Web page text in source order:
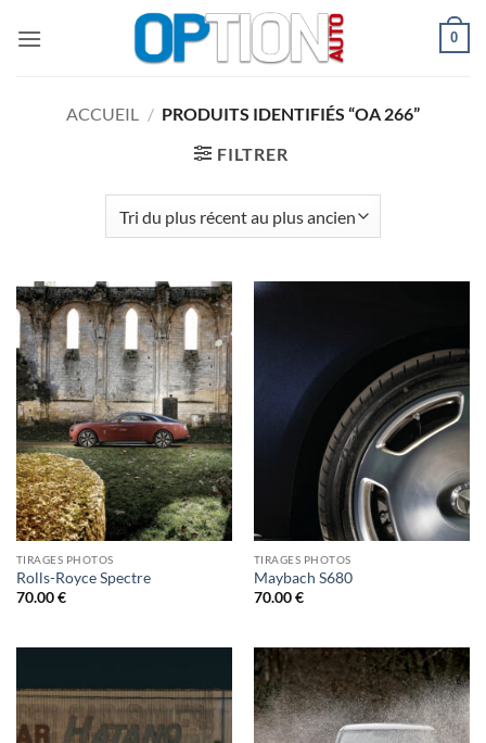
0
ACCUEIL / PRODUITS IDENTIFIÉS “OA 266”
FILTRER
TIRAGES PHOTOS
Rolls-Royce Spectre
70.00€
TIRAGES PHOTOS
Maybach S680
70.00€